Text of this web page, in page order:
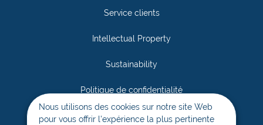
Service clients
Intellectual Property
Sustainability
Politique de confidentialité
Responsabilité sociale
Nous utilisons des cookies sur notre site Web
pour vous offrir l'expérience la plus pertinente